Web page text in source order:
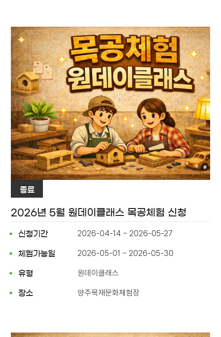
종료
2026년 5월 원데이클래스 목공체험 신청
신청기간 2026-04-14 ~ 2026-05-27
체험가능일 2026-05-01 ~ 2026-05-30
유형 원데이클래스
장소 양주목재문화체험장